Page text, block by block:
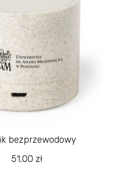
bezprzewodowy
51,00 zł